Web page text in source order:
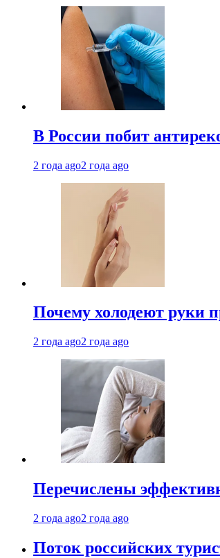
В России побит
2 года ago2 года ago
Почему холодеют руки
2 года ago2 года ago
Перечислены
2 года ago2 года ago
Поток российских